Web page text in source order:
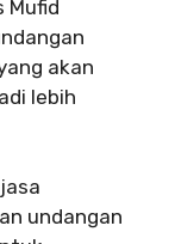
Mufid
akan
lebih
undangan